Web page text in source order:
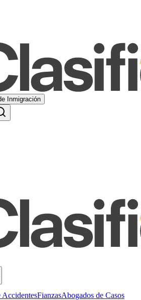
Inmigración
AccidentesFianzasAbogados de Casos